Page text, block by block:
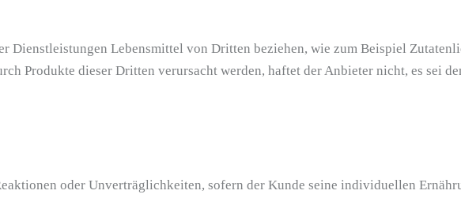
Dienstleistungen Lebensmittel von Dritten beziehen, wie zum Beispiel
Produkte dieser Dritten verursacht werden, haftet der Anbieter nicht, es sei
oder Unverträglichkeiten, sofern der Kunde seine individuellen